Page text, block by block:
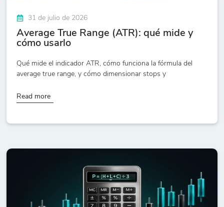
31 de julio de 2026
Average True Range (ATR): qué mide y
cómo usarlo
Qué mide el indicador ATR, cómo funciona la fórmula del
average true range, y cómo dimensionar stops y
Read more